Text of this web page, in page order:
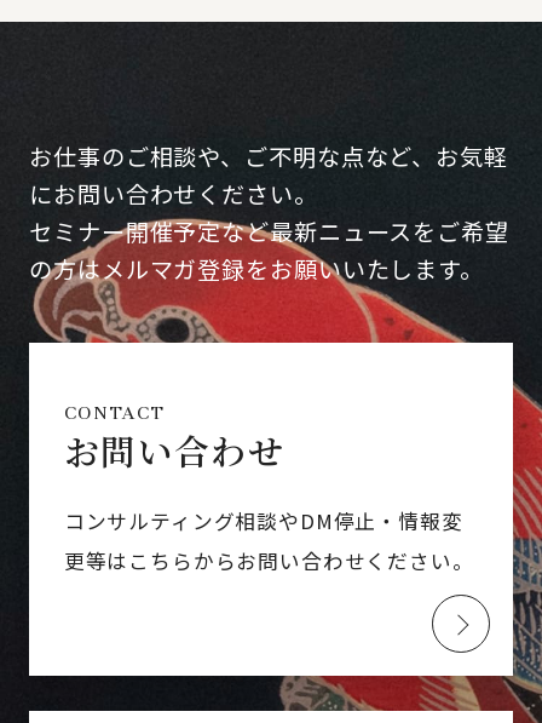
お仕事のご相談や、ご不明な点など、お気軽
にお問い合わせください。
セミナー開催予定など最新ニュースをご希望
の方はメルマガ登録をお願いいたします。
CONTACT
お問い合わせ
コンサルティング相談やDM停止・情報変
更等はこちらからお問い合わせください。